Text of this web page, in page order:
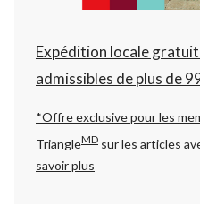
Expédition locale
admissibles de plus de
*Offre exclusive pour les
TriangleMD sur les articles
savoir plus